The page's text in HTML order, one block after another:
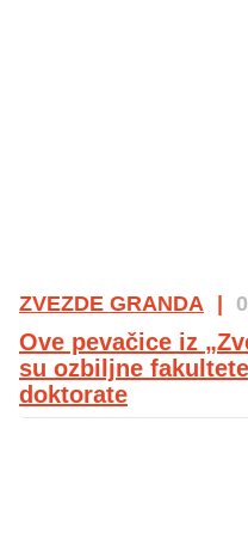
ZVEZDE GRANDA
Ove pevačice iz
su ozbiljne
doktorate